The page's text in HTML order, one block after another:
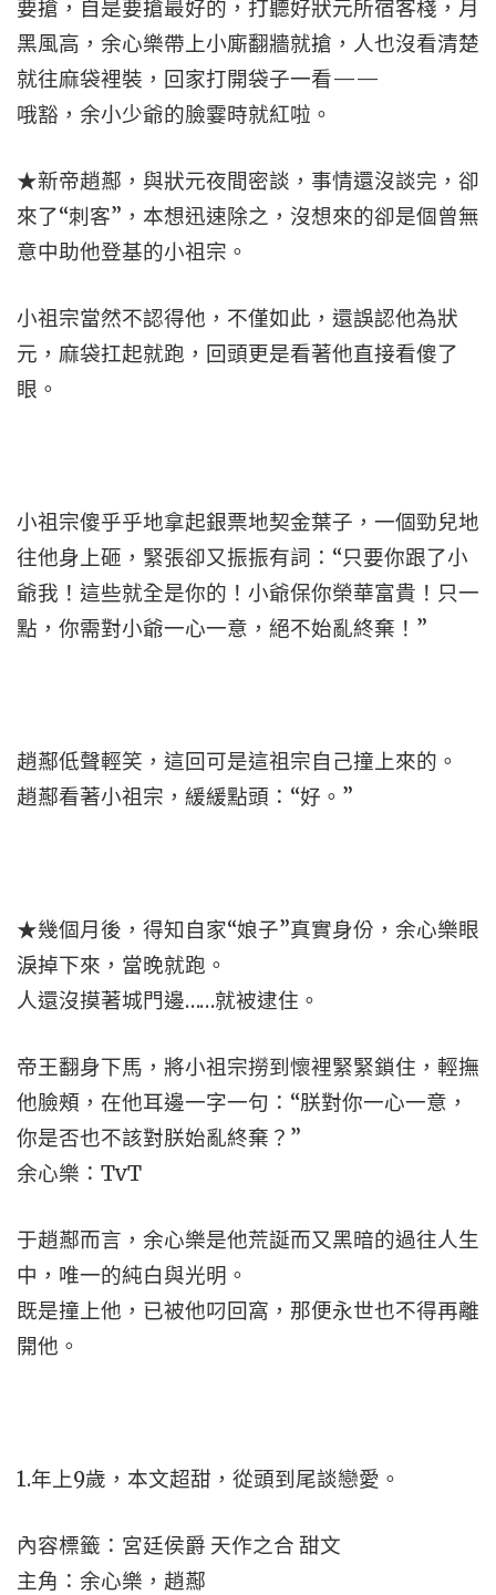
要搶，自是要搶最好的，打聽好狀元所宿客棧，月
黑風高，余心樂帶上小廝翻牆就搶，人也沒看清楚
就往麻袋裡裝，回家打開袋子一看——
哦豁，余小少爺的臉霎時就紅啦。
★新帝趙酀，與狀元夜間密談，事情還沒談完，卻
來了“刺客”，本想迅速除之，沒想來的卻是個曾無
意中助他登基的小祖宗。
小祖宗當然不認得他，不僅如此，還誤認他為狀
元，麻袋扛起就跑，回頭更是看著他直接看傻了
眼。
小祖宗傻乎乎地拿起銀票地契金葉子，一個勁兒地
往他身上砸，緊張卻又振振有詞：“只要你跟了小
爺我！這些就全是你的！小爺保你榮華富貴！只一
點，你需對小爺一心一意，絕不始亂終棄！”
趙酀低聲輕笑，這回可是這祖宗自己撞上來的。
趙酀看著小祖宗，緩緩點頭：“好。”
★幾個月後，得知自家“娘子”真實身份，余心樂眼
淚掉下來，當晚就跑。
人還沒摸著城門邊……就被逮住。
帝王翻身下馬，將小祖宗撈到懷裡緊緊鎖住，輕撫
他臉頰，在他耳邊一字一句：“朕對你一心一意，
你是否也不該對朕始亂終棄？”
余心樂：TvT
于趙酀而言，余心樂是他荒誕而又黑暗的過往人生
中，唯一的純白與光明。
既是撞上他，已被他叼回窩，那便永世也不得再離
開他。
1.年上9歲，本文超甜，從頭到尾談戀愛。
內容標籤：宮廷侯爵 天作之合 甜文
主角：余心樂，趙酀